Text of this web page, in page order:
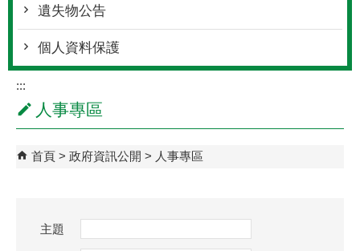
遺失物公告
個人資料保護
:::
人事專區
首頁 政府資訊公開 人事專區
主題